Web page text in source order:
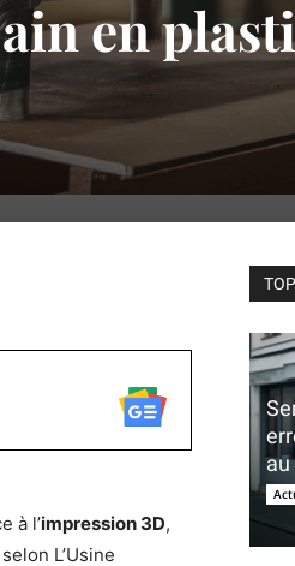
en
à l’impression 3D,
L’Usine
au